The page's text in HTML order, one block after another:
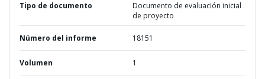
Tipo de documento
Documento de evaluación inicial
de proyecto
Número del informe 18151
Volumen 1